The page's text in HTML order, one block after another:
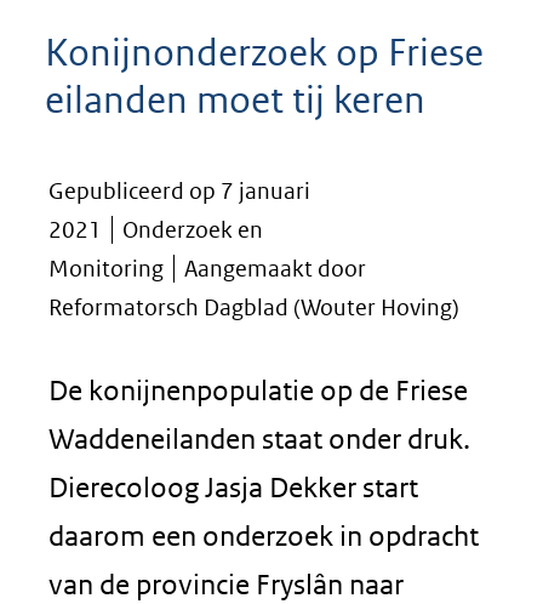
Konijnonderzoek op Friese
eilanden moet tij keren
Gepubliceerd op 7 januari
2021
Onderzoek en
Monitoring
Aangemaakt door
Reformatorsch Dagblad (Wouter Hoving)
De konijnenpopulatie op de Friese
Waddeneilanden staat onder druk.
Dierecoloog Jasja Dekker start
daarom een onderzoek in opdracht
van de provincie Fryslân naar